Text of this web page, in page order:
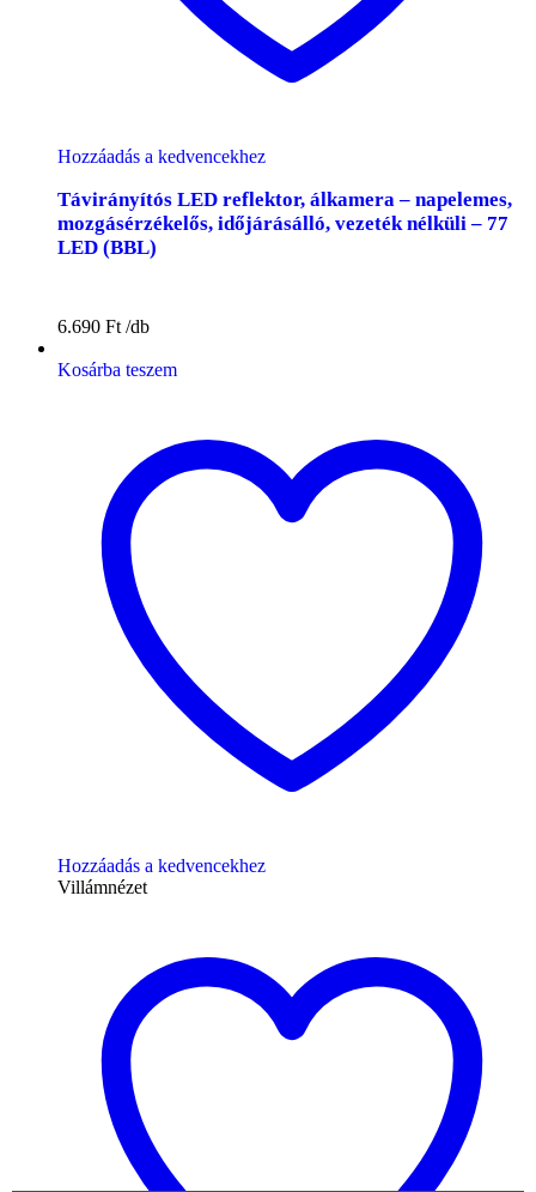
Hozzáadás a kedvencekhez
Távirányítós LED reflektor, álkamera – napelemes,
mozgásérzékelős, időjárásálló, vezeték nélküli – 77
LED (BBL)
6.690 Ft
Kosárba teszem
Hozzáadás a kedvencekhez
Villámnézet